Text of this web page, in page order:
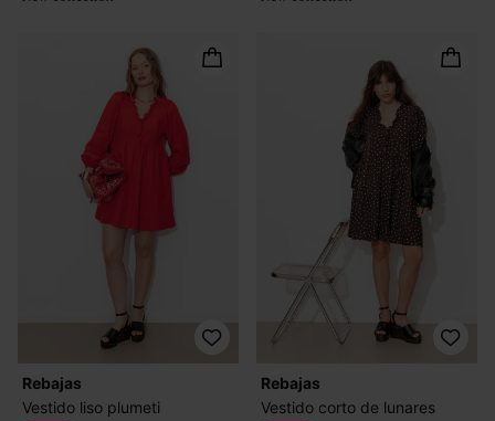
Rebajas
Vestido liso plumeti
Rebajas
Vestido corto de lunares